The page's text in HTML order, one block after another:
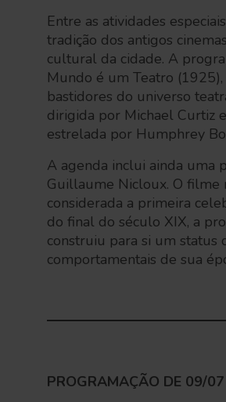
Entre as atividades
tradição dos antigos
cultural da cidade. A
Mundo é um Teatro
bastidores do universo
dirigida por Michael Curtiz
estrelada por Humphrey
A agenda inclui ainda uma
Guillaume Nicloux. O filme
considerada a primeira
do final do século XIX, a
construiu para si um status
comportamentais de sua
PROGRAMAÇÃO DE 09/